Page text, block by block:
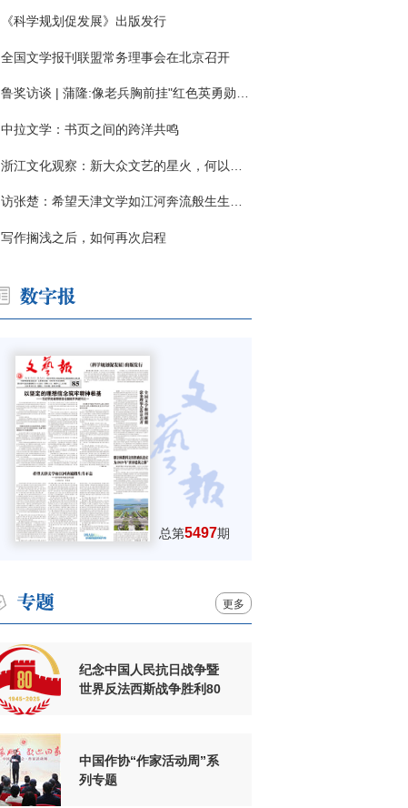
《科学规划促发展》出版发行
全国文学报刊联盟常务理事会在北京召开
鲁奖访谈 | 蒲隆:像老兵胸前挂"红色英勇勋章"
中拉文学：书页之间的跨洋共鸣
浙江文化观察：新大众文艺的星火，何以燎原？
访张楚：希望天津文学如江河奔流般生生不息
写作搁浅之后，如何再次启程
总第5497期
更多
纪念中国人民抗日战争暨
世界反法西斯战争胜利80
中国作协“作家活动周”系
列专题